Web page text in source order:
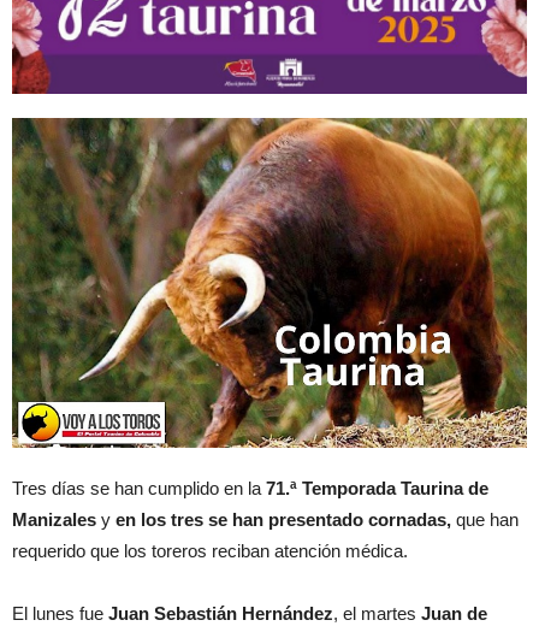
Tres días se han cumplido en la 71.ª Temporada Taurina de
Manizales y en los tres se han presentado cornadas, que han
requerido que los toreros reciban atención médica.
El lunes fue Juan Sebastián Hernández, el martes Juan de